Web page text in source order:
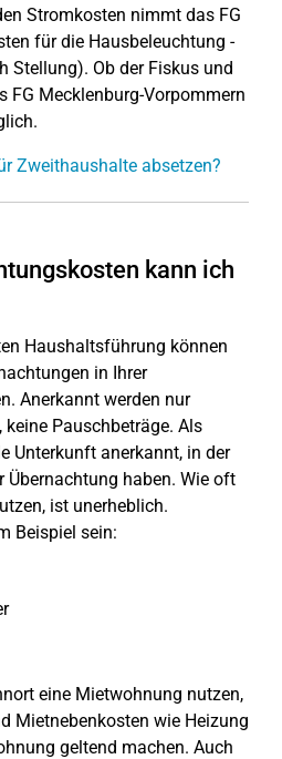
Stromkosten nimmt das FG
für die Hausbeleuchtung -
Stellung). Ob der Fiskus und
FG Mecklenburg-Vorpommern
Zweithaushalte absetzen?
kann ich
Haushaltsführung können
in Ihrer
Anerkannt werden nur
keine Pauschbeträge. Als
Unterkunft anerkannt, in der
Übernachtung haben. Wie oft
ist unerheblich.
Beispiel sein:
eine Mietwohnung nutzen,
Mietnebenkosten wie Heizung
geltend machen. Auch